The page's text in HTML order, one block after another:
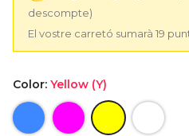
descompte)
El vostre carretó sumarà 19
Color: Yellow (Y)